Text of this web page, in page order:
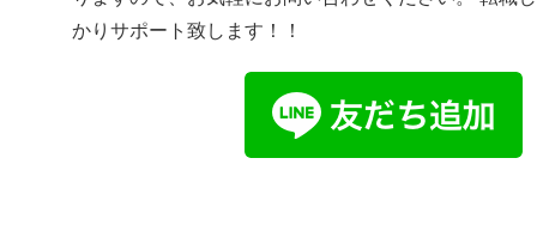
かりサポート致します！！